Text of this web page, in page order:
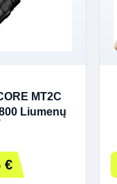
MT2C
Liumenų
€